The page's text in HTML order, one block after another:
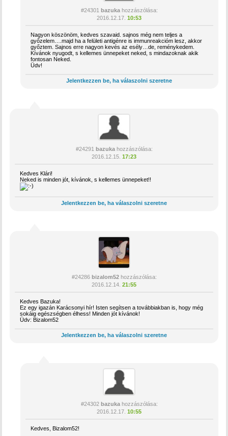
#24301 bazukahozzászólása:
2016.12.17. 10:53
Nagyon köszönöm, kedves szavaid. sajnos még nem teljes a
győzelem….majd ha a felületi antigénre is immunreakcióm lesz, akkor
győztem. Sajnos erre nagyon kevés az esély…de, reménykedem.
Kívánok nyugodt, s kellemes ünnepeket neked, s mindazoknak akik
fontosan Neked.
Üdv!
Jelentkezzen be, ha válaszolni szeretne
#24291 bazukahozzászólása:
2016.12.15. 17:23
Kedves Klári!
Neked is minden jót, kívánok, s kellemes ünnepeket!!
Jelentkezzen be, ha válaszolni szeretne
#24286 bizalom52hozzászólása:
2016.12.14. 21:55
Kedves Bazuka!
Ez egy igazán Karácsonyi hír! Isten segítsen a továbbiakban is, hogy még
sokáig egészségben élhess! Minden jót kívánok!
Üdv: Bizalom52
Jelentkezzen be, ha válaszolni szeretne
#24302 bazukahozzászólása:
2016.12.17. 10:55
Kedves, Bizalom52!